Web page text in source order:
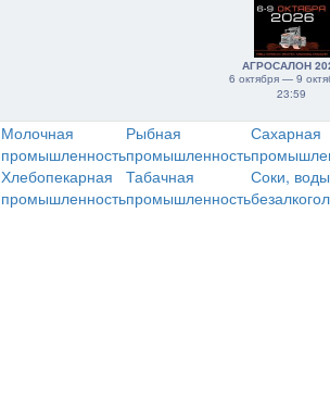
АГРОСАЛОН
6 октября — 9
23:59
Молочная
промышленность
Рыбная
промышленность
Сахарная
Хлебопекарная
промышленность
Табачная
промышленность
Соки,